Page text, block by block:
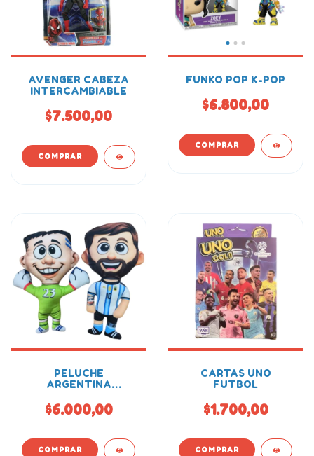
AVENGER CABEZA
INTERCAMBIABLE
$7.500,00
FUNKO POP K-POP
$6.800,00
PELUCHE
ARGENTINA
$6.000,00
CARTAS UNO
FUTBOL
$1.700,00